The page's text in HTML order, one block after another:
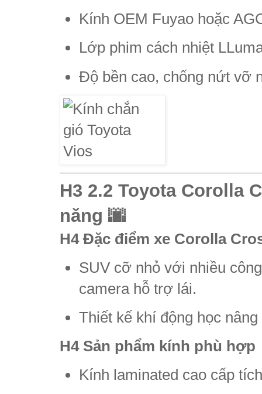
Kính OEM Fuyao hoặc
Lớp phim cách nhiệt
Độ bền cao, chống nứt vỡ
H3 2.2 Toyota Corolla
năng 🌆
H4 Đặc điểm xe Corolla
SUV cỡ nhỏ với nhiều
camera hỗ trợ lái.
Thiết kế khí động học
H4 Sản phẩm kính phù hợp
Kính laminated cao cấp